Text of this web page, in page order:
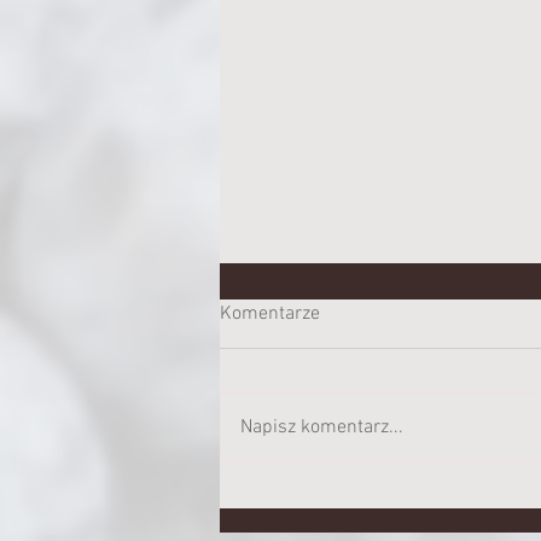
SAŁATKA Z PIECZONEJ
PAPRYKI
Komentarze
Napisz komentarz...